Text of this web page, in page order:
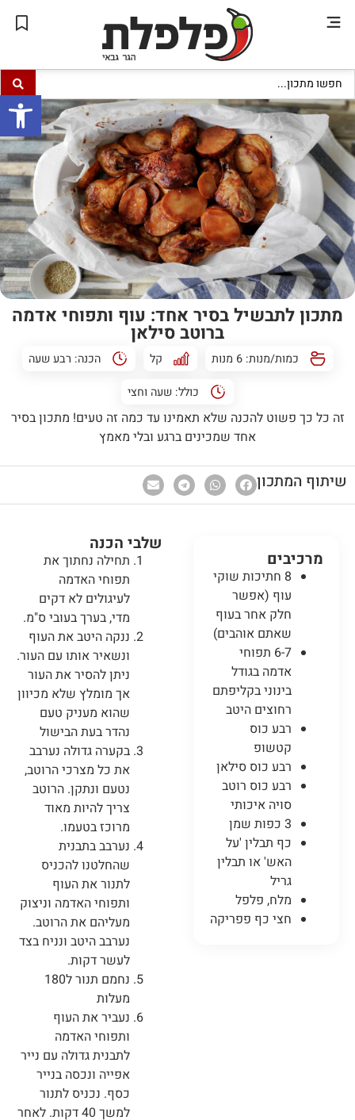
פתח
מתכון לתבשיל בסיר אחד: עוף ותפוחי אדמה
ברוטב סילאן
כמות/מנות: 6 מנות קל הכנה: רבע שעה
כולל: שעה וחצי
זה כל כך פשוט להכנה שלא תאמינו עד כמה זה טעים! מתכון בסיר
אחד שמכינים ברגע ובלי מאמץ
שיתוף המתכון
מרכיבים
8 חתיכות שוקי
עוף (אפשר
חלק אחר בעוף
שאתם אוהבים)
6-7 תפוחי
אדמה בגודל
בינוני בקליפתם
רחוצים היטב
רבע כוס
קטשופ
רבע כוס סילאן
רבע כוס רוטב
סויה איכותי
3 כפות שמן
כף תבלין 'על
האש' או תבלין
גריל
מלח, פלפל
חצי כף פפריקה
שלבי הכנה
תחילה נחתוך את
תפוחי האדמה
לעיגולים לא דקים
מדי, בערך בעובי ס"מ.
ננקה היטב את העוף
ונשאיר אותו עם העור.
ניתן להסיר את העור
אך מומלץ שלא מכיוון
שהוא מעניק טעם
נהדר בעת הבישול
בקערה גדולה נערבב
את כל מצרכי הרוטב,
נטעם ונתקן. הרוטב
צריך להיות מאוד
מרוכז בטעמו.
נערבב בתבנית
שהחלטנו להכניס
לתנור את העוף
ותפוחי האדמה וניצוק
מעליהם את הרוטב.
נערבב היטב ונניח בצד
לעשר דקות.
נחמם תנור ל180
מעלות
נעביר את העוף
ותפוחי האדמה
לתבנית גדולה עם נייר
אפייה ונכסה בנייר
כסף. נכניס לתנור
למשך 40 דקות. לאחר